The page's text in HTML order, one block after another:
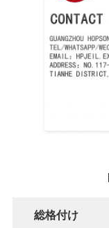
総格付け